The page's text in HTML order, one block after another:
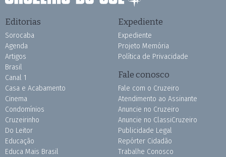
Editorias
Sorocaba
Agenda
Artigos
Brasil
Canal 1
Casa e Acabamento
Cinema
Condomínios
Cruzeirinho
Do Leitor
Educação
Educa Mais Brasil
Expediente
Expediente
Projeto Memória
Política de Privacidade
Fale conosco
Fale com o Cruzeiro
Atendimento ao Assinante
Anuncie no Cruzeiro
Anuncie no ClassiCruzeiro
Publicidade Legal
Repórter Cidadão
Trabalhe Conosco